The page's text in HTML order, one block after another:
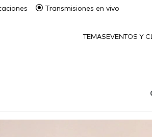
Transmisiones en vivo
TEMAS EVENTOS Y